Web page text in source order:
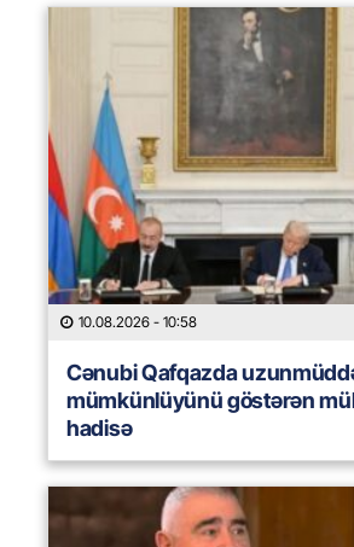
10.08.2026 - 10:58
Cənubi Qafqazda
mümkünlüyünü göstərən
hadisə